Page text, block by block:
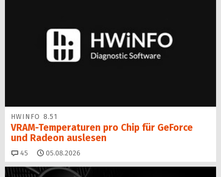
HWINFO 8.51
VRAM-Temperaturen pro Chip für GeForce
und Radeon auslesen
45 Kommentare
05.08.2026